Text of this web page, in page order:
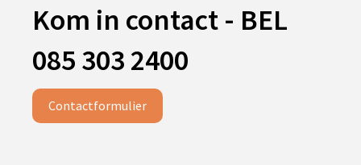
Kom in contact - BEL
085 303 2400
Contactformulier